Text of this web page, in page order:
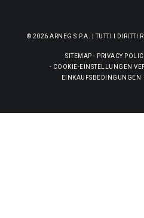
© 2026 ARNEG S.P.A. | TUTTI I DIRITTI
SITEMAP - PRIVACY
- COOKIE-EINSTELLUNGEN
EINKAUFSBEDINGUNGEN